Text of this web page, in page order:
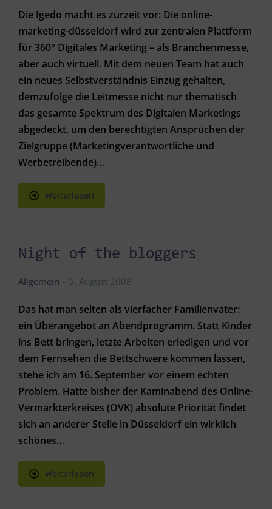
Die Igedo macht es zurzeit vor: Die online-
marketing-düsseldorf wird zur zentralen Plattform
für 360° Digitales Marketing – als Branchenmesse,
aber auch virtuell. Mit dem neuen Team hat auch
ein neues Selbstverständnis Einzug gehalten,
demzufolge die Leitmesse nicht nur thematisch
das gesamte Spektrum des Digitalen Marketings
abgedeckt, um den berechtigten Ansprüchen der
Zielgruppe (Marketingverantwortliche und
Werbetreibende)…
Weiterlesen
Night of the bloggers
Allgemein 5. August 2008
Das hat man selten als vierfacher Familienvater:
ein Überangebot an Abendprogramm. Statt Kinder
ins Bett bringen, letzte Arbeiten erledigen und vor
dem Fernsehen die Bettschwere kommen lassen,
stehe ich am 16. September vor einem echten
Problem. Hatte bisher der Kaminabend des Online-
Vermarkterkreises (OVK) absolute Priorität findet
sich an anderer Stelle in Düsseldorf ein wirklich
schönes…
Weiterlesen